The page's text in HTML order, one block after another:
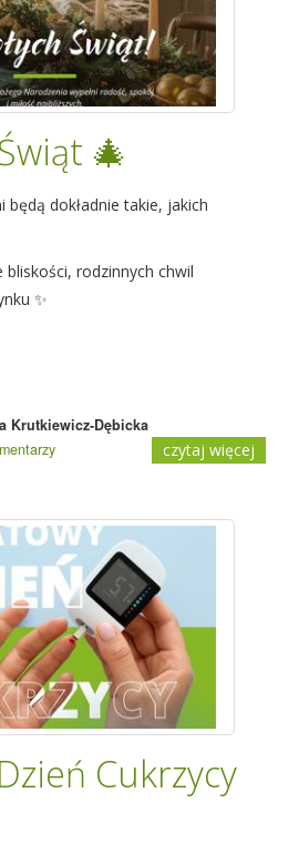
🎄
będą dokładnie takie, jakich
bliskości, rodzinnych chwil
✨
Krutkiewicz-Dębicka
czytaj więcej
Cukrzycy